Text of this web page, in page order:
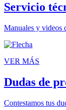
Servicio
Manuales y videos
VER MÁS
Dudas de
Contestamos tus